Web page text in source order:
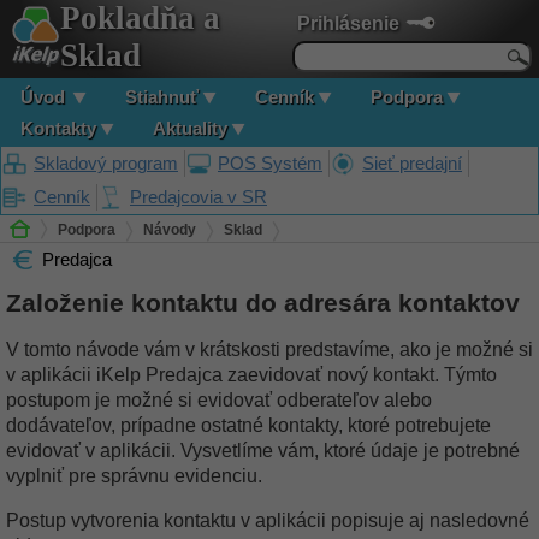
Prihlásenie
Pokladňa a
Sklad
Úvod Stiahnuť Cenník
Podpora
Kontakty
Aktuality
Skladový program
POS Systém
Sieť predajní
Cenník
Predajcovia v SR
Podpora Návody Sklad
Založenie kontaktu do adresára kontaktov
Predajca
Založenie kontaktu do adresára kontaktov
V tomto návode vám v krátskosti predstavíme, ako je možné si
v aplikácii iKelp Predajca zaevidovať nový kontakt. Týmto
postupom je možné si evidovať odberateľov alebo
dodávateľov, prípadne ostatné kontakty, ktoré potrebujete
evidovať v aplikácii. Vysvetlíme vám, ktoré údaje je potrebné
vyplniť pre správnu evidenciu.
Postup vytvorenia kontaktu v aplikácii popisuje aj nasledovné